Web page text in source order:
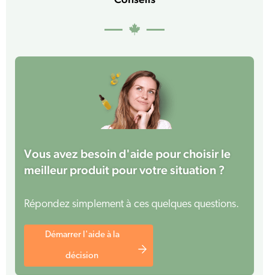
Vous avez besoin d'aide pour choisir le
meilleur produit pour votre situation ?
Répondez simplement à ces quelques questions.
Démarrer l'aide à la
décision